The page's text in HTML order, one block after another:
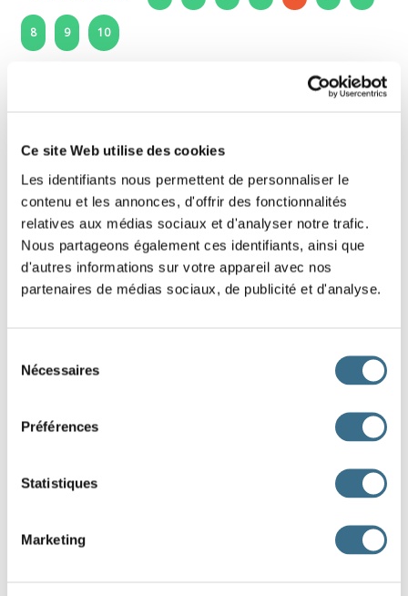
Ce site Web utilise des cookies
Les identifiants nous permettent de personnaliser le
contenu et les annonces, d'offrir des fonctionnalités
relatives aux médias sociaux et d'analyser notre trafic.
Nous partageons également ces identifiants, ainsi que
d'autres informations sur votre appareil avec nos
partenaires de médias sociaux, de publicité et d'analyse.
Nécessaires
Préférences
Statistiques
Marketing
8 9 10
5 - Lettres mélangées : Mot de 4 lettres
ordre.
Indice : Boxe
N I R G
DONE!